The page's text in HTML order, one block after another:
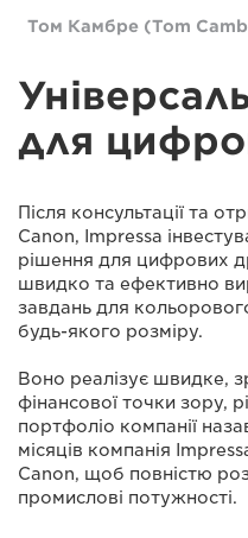
Том Камбре (Tom
для
Після консультації та
Canon, Impressa
рішення для цифрових
швидко та ефективно
завдань для
будь-якого розміру.
Воно реалізує швидке,
фінансової точки зору,
портфоліо компанії
місяців компанія
Canon, щоб повністю
промислові потужності.